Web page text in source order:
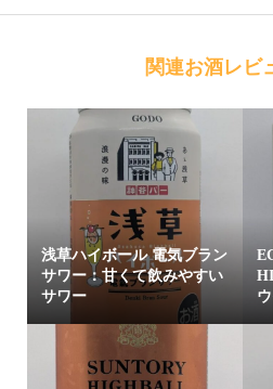
関連お酒レビ
浅草ハイボール 電気ブラン
サワー：甘くて飲みやすい
サワー